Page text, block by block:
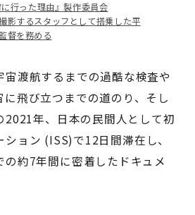
行った理由』製作委員会
影するスタッフとして搭乗した平
督を務める
渡航するまでの過酷な検査や
に⾶び⽴つまでの道のり、そし
2021年、日本の民間人として初
ョン (ISS)で12⽇間滞在し、
約7年間に密着したドキュメ